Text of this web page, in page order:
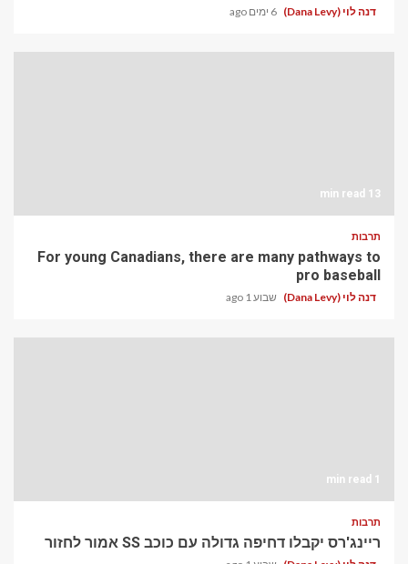
דנה לוי (Dana Levy) 6 ימים ago
13 min read
תרבות
For young Canadians, there are many pathways to
pro baseball
דנה לוי (Dana Levy) שבוע 1 ago
1 min read
תרבות
ריינג'רס יקבלו דחיפה גדולה עם כוכב SS אמור לחזור